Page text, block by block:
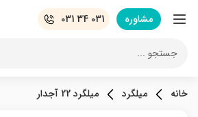
مشاوره 031 34 031
جستجو ...
خانه میلگرد میلگرد 22 آجدار